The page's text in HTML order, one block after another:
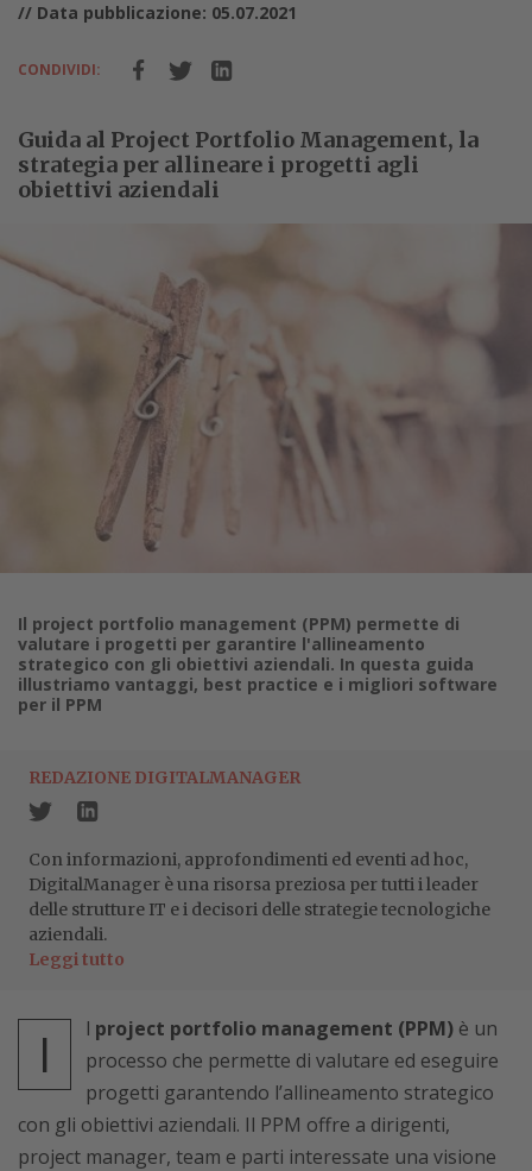
// Data pubblicazione: 05.07.2021
CONDIVIDI:
Guida al Project Portfolio Management, la
strategia per allineare i progetti agli
obiettivi aziendali
Il project portfolio management (PPM) permette di
valutare i progetti per garantire l'allineamento
strategico con gli obiettivi aziendali. In questa guida
illustriamo vantaggi, best practice e i migliori software
per il PPM
REDAZIONE DIGITALMANAGER
Con informazioni, approfondimenti ed eventi ad hoc,
DigitalManager è una risorsa preziosa per tutti i leader
delle strutture IT e i decisori delle strategie tecnologiche
aziendali.
Leggi tutto
I l project portfolio management (PPM) è un
processo che permette di valutare ed eseguire
progetti garantendo l’allineamento strategico
con gli obiettivi aziendali. Il PPM offre a dirigenti,
project manager, team e parti interessate una visione